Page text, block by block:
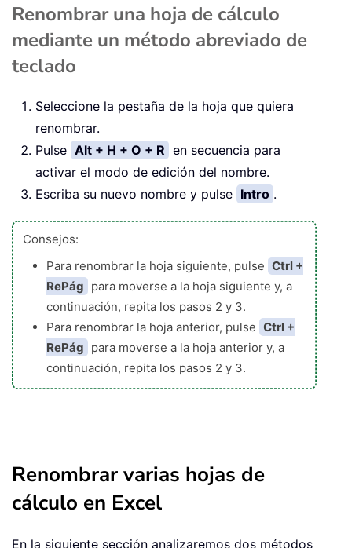
Renombrar una hoja de cálculo
mediante un método abreviado de
teclado
Seleccione la pestaña de la hoja que quiera
renombrar.
Pulse Alt + H + O + R en secuencia para
activar el modo de edición del nombre.
Escriba su nuevo nombre y pulse Intro .
Consejos:
Para renombrar la hoja siguiente, pulse Ctrl +
RePág para moverse a la hoja siguiente y, a
continuación, repita los pasos 2 y 3.
Para renombrar la hoja anterior, pulse Ctrl +
RePág para moverse a la hoja anterior y, a
continuación, repita los pasos 2 y 3.
Renombrar varias hojas de
cálculo en Excel
En la siguiente sección analizaremos dos métodos